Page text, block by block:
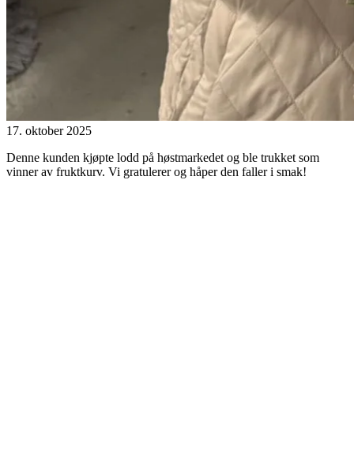
17. oktober 2025
Denne kunden kjøpte lodd på høstmarkedet og ble trukket som
vinner av fruktkurv. Vi gratulerer og håper den faller i smak!